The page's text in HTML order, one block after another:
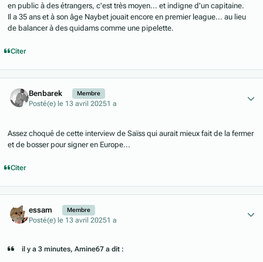
en public à des étrangers, c'est très moyen... et indigne d'un capitaine.
Il a 35 ans et à son âge Naybet jouait encore en premier league... au lieu
de balancer à des quidams comme une pipelette.
Citer
Benbarek Membre
Posté(e) le 13 avril 20251 a
Assez choqué de cette interview de Saïss qui aurait mieux fait de la fermer
et de bosser pour signer en Europe...
Citer
essam Membre
Posté(e) le 13 avril 20251 a
il y a 3 minutes, Amine67 a dit :